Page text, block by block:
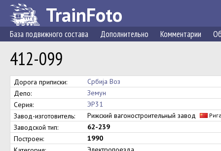
TrainFoto
База подвижного состава Дополнительно Комментарии
412-099
Дорога приписки:
Србиja Воз
Депо:
Земун
Серия:
ЭР31
Завод-изготовитель:
Рижский вагоностроительный завод
Заводской тип:
62-239
Построен:
1990